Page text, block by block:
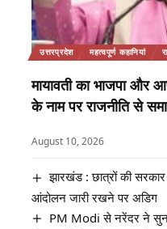
उत्तरप्रदेश महत्वपूर्ण कहानियां
मायावती का भाजपा और
के नाम पर राजनीति से
August 10, 2026
झारखंड : छात्रों की
आंदोलन जारी रखने पर अडिग
PM Modi से नरेंदर ने